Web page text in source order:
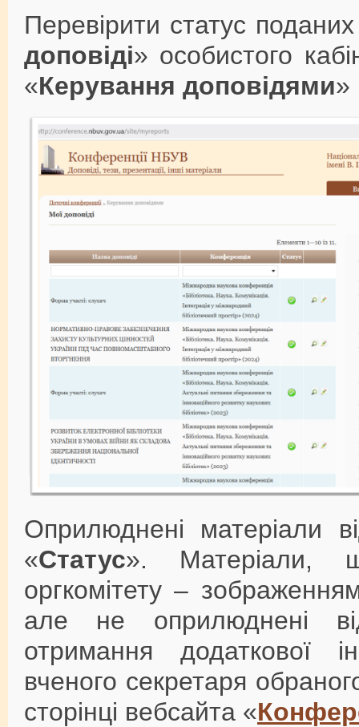
Перевірити статус
доповіді» особистого
«Керування доповідями»
Оприлюднені матеріали
«Статус». Матеріали,
оргкомітету –
але не оприлюднені
отримання додаткової
вченого секретаря
сторінці вебсайта «